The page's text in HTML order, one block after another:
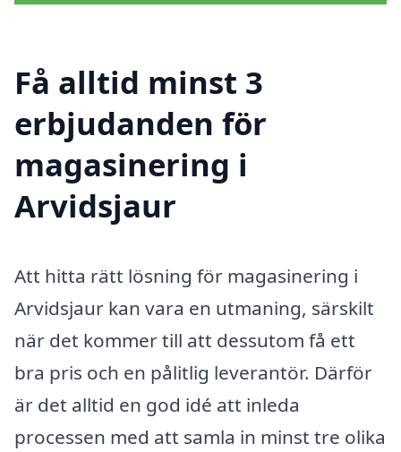
Få alltid minst 3
erbjudanden för
magasinering i
Arvidsjaur
Att hitta rätt lösning för magasinering i
Arvidsjaur kan vara en utmaning, särskilt
när det kommer till att dessutom få ett
bra pris och en pålitlig leverantör. Därför
är det alltid en god idé att inleda
processen med att samla in minst tre olika